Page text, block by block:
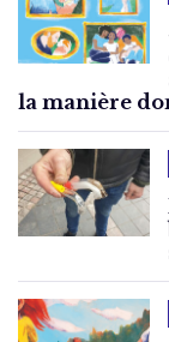
la manière